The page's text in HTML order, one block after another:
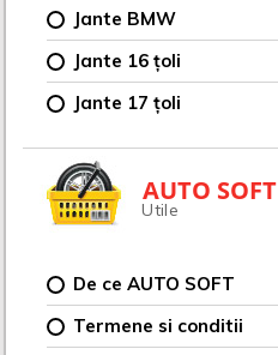
Jante BMW
Jante 16 țoli
Jante 17 țoli
AUTO SOFT
Utile
De ce AUTO SOFT
Termene si conditii